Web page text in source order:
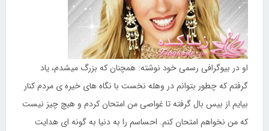
او در بیوگرافی رسمی خود نوشته: همچنان که بزرگ میشدم، یاد
گرفتم که چطور بتوانم در وهله نخست با نگاه های خیره ی مردم کنار
بیایم از بیس بال گرفته تا غواصی من امتحان کردم و هیچ چیز نیست
که من نخواهم امتحان کنم. احساسم را به دنیا به گونه ای هدایت